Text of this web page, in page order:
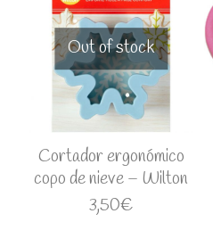
Out of stock
Cortador ergonómico
copo de nieve – Wilton
3,50€